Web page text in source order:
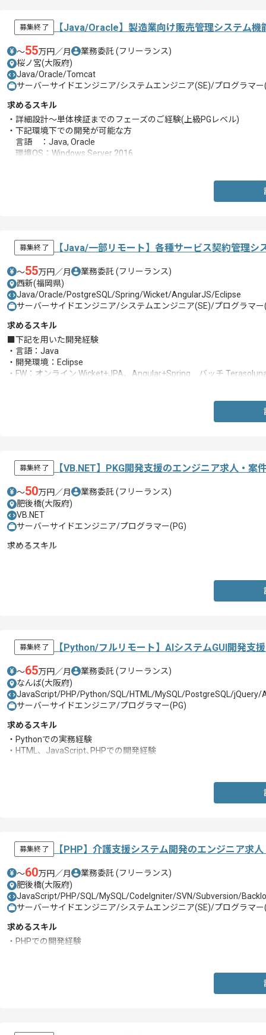
募集終了 【Java/Oracle】製造業向け販売管理システム
〜55万円／月 業務委託 (フリーランス)
桜ノ宮(大阪府)
Java/Oracle/Tomcat
サーバーサイドエンジニア/システムエンジニア(SE)/プログラマー
求めるスキル
・詳細設計～単体検証までのフェーズのご経験(上級PGレベル)
・下記環境下での開発が可能な方
言語 ：Java, Oracle
環境OS：Windows Server 2016
募集終了 【Java/一部リモート】各種サービス契約管理
〜55万円／月 業務委託 (フリーランス)
西新(福岡県)
Java/Oracle/PostgreSQL/Spring/Wicket/AngularJS/Eclipse
サーバーサイドエンジニア/システムエンジニア(SE)/プログラマー
求めるスキル
■下記を用いた開発経験
・言語：Java
・開発環境：Eclipse
・FW：オンライン Wicket+JPA、Angular+Spring バッチ
募集終了 【VB.NET】PKG開発支援のエンジニア求人・案
〜50万円／月 業務委託 (フリーランス)
肥後橋(大阪府)
VB.NET
サーバーサイドエンジニア/プログラマー(PG)
求めるスキル
募集終了 【Python/フルリモート】AIシステムGUI開発支
〜65万円／月 業務委託 (フリーランス)
なんば(大阪府)
JavaScript/PHP/Python/SQL/HTML/MySQL/PostgreSQL/
サーバーサイドエンジニア/プログラマー(PG)
求めるスキル
・Pythonでの実務経験
・HTML、JavaScript､PHPでの開発経験
募集終了 【PHP】介護支援システム開発のエンジニア求
〜60万円／月 業務委託 (フリーランス)
肥後橋(大阪府)
JavaScript/PHP/SQL/MySQL/CodeIgniter/SVN/Subversion/
サーバーサイドエンジニア/システムエンジニア(SE)/プログラマー
求めるスキル
・PHPでの開発経験